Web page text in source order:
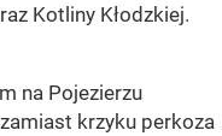
Kotliny Kłodzkiej.
na Pojezierzu
krzyku perkoza